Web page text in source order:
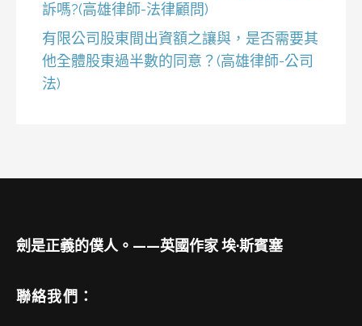
訴嗎?(高雄律師-法律顧問)
有限公司股東間出資額之讓與，是否需要其
他全體股東過半數的同意？(高雄律師-公司
法)
劍是正義的僕人。——英國作家 埃·斯賓塞
聯絡我們：